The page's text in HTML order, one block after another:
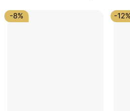
-8% -12%